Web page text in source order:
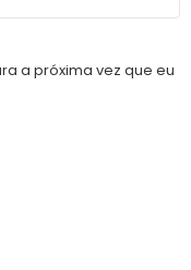
a próxima vez que eu